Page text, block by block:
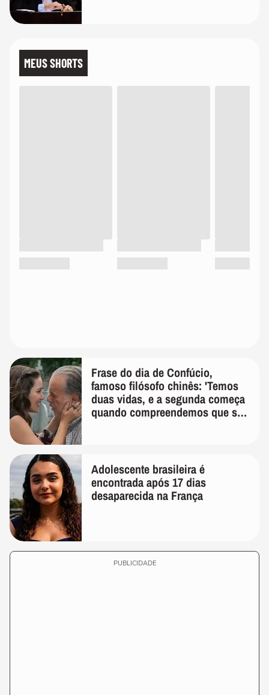
MEUS SHORTS
Frase do dia de Confúcio,
famoso filósofo chinês: 'Temos
duas vidas, e a segunda começa
quando compreendemos que só
Adolescente brasileira é
encontrada após 17 dias
desaparecida na França
PUBLICIDADE